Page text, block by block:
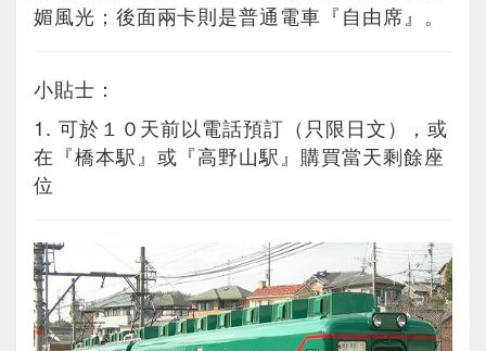
媚風光；後面兩卡則是普通電車『自由席』。
小貼士：
1. 可於１０天前以電話預訂（只限日文），或
在『橋本駅』或『高野山駅』購買當天剩餘座
位